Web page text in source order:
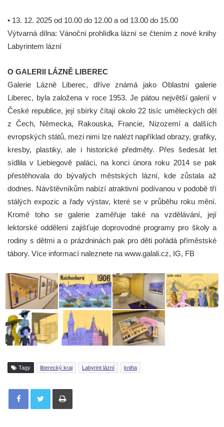
• 13. 12. 2025 od 10.00 do 12.00 a od 13.00 do 15.00
Výtvarná dílna: Vánoční prohlídka lázní se čtením z nové knihy
Labyrintem lázní
O GALERII LÁZNĚ LIBEREC
Galerie Lázně Liberec, dříve známá jako Oblastní galerie
Liberec, byla založena v roce 1953. Je pátou největší galerií v
České republice, její sbírky čítají okolo 22 tisíc uměleckých děl
z Čech, Německa, Rakouska, Francie, Nizozemí a dalších
evropských států, mezi nimi lze nalézt například obrazy, grafiky,
kresby, plastiky, ale i historické předměty. Přes šedesát let
sídlila v Liebiegově paláci, na konci února roku 2014 se pak
přestěhovala do bývalých městských lázní, kde zůstala až
dodnes. Návštěvníkům nabízí atraktivní podívanou v podobě tří
stálých expozic a řady výstav, které se v průběhu roku mění.
Kromě toho se galerie zaměřuje také na vzdělávání, její
lektorské oddělení zajišťuje doprovodné programy pro školy a
rodiny s dětmi a o prázdninách pak pro děti pořádá příměstské
tábory. Více informací naleznete na www.galali.cz, IG, FB
Tagy liberecký kraj Labyrint lázní kniha
Tisknout